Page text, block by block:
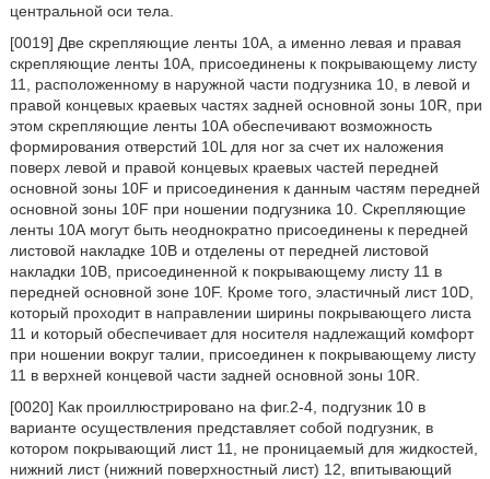
центральной оси тела.
[0019] Две скрепляющие ленты 10А, а именно левая и правая
скрепляющие ленты 10А, присоединены к покрывающему листу
11, расположенному в наружной части подгузника 10, в левой и
правой концевых краевых частях задней основной зоны 10R, при
этом скрепляющие ленты 10А обеспечивают возможность
формирования отверстий 10L для ног за счет их наложения
поверх левой и правой концевых краевых частей передней
основной зоны 10F и присоединения к данным частям передней
основной зоны 10F при ношении подгузника 10. Скрепляющие
ленты 10А могут быть неоднократно присоединены к передней
листовой накладке 10В и отделены от передней листовой
накладки 10В, присоединенной к покрывающему листу 11 в
передней основной зоне 10F. Кроме того, эластичный лист 10D,
который проходит в направлении ширины покрывающего листа
11 и который обеспечивает для носителя надлежащий комфорт
при ношении вокруг талии, присоединен к покрывающему листу
11 в верхней концевой части задней основной зоны 10R.
[0020] Как проиллюстрировано на фиг.2-4, подгузник 10 в
варианте осуществления представляет собой подгузник, в
котором покрывающий лист 11, не проницаемый для жидкостей,
нижний лист (нижний поверхностный лист) 12, впитывающий